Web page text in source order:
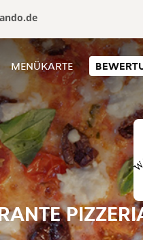
MENÜKARTE